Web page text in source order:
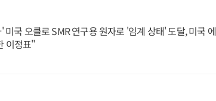
미국 오클로 SMR 연구용 원자로 '임계 상태' 도달, 미국 에
이정표"